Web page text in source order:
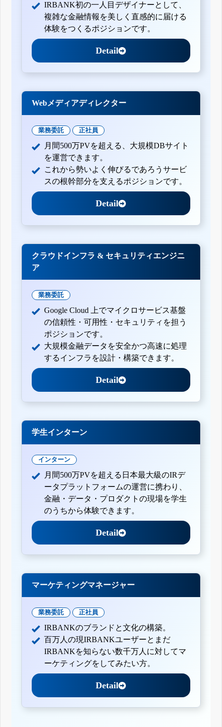
IRBANK初の一人目デザイナーとして、
複雑な金融情報を美しく直感的に届ける
体験をつくるポジションです。
Detail
Webメディアディレクター
業務委託 正社員
月間500万PVを超える、大規模DBサイト
を運営できます。
これから勢いよく伸びるであろうサービ
スの根幹部分を支えるポジションです。
Detail
クラウドインフラ & セキュリティエンジニ
ア
業務委託
Google Cloud 上でマイクロサービス基盤
の信頼性・可用性・セキュリティを担う
ポジションです。
大規模金融データを安全かつ高速に処理
するインフラを設計・構築できます。
Detail
学生インターン
インターン
月間500万PVを超える日本最大級のIRデ
ータプラットフォームの運営に携わり、
金融・データ・プロダクトの現場を学生
のうちから体験できます。
Detail
マーケティングマネージャー
業務委託 正社員
IRBANKのブランドと文化の構築。
百万人の現IRBANKユーザーとまだ
IRBANKを知らない数千万人に対してマ
ーケティングをしてみたい方。
Detail